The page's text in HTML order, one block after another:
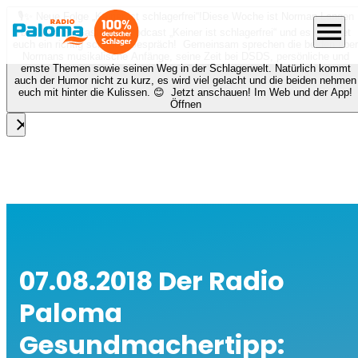
🎙️✨ Neue Folge „Keiner ist schlagerfrei“!
Diese Woche ist Norman Langen
bei Nora zu Gast beim Podcast „Keiner ist schlagerfrei“ und es erwartet
euch ein richtig schönes Gespräch! Gemeinsam sprechen die beiden über
Normans musikalische Anfänge, seine Zeit bei DSDS, persönliche und
ernste Themen sowie seinen Weg in der Schlagerwelt. Natürlich kommt
auch der Humor nicht zu kurz, es wird viel gelacht und die beiden nehmen
euch mit hinter die Kulissen. 😊 Jetzt anschauen! Im Web und der App!
Öffnen
close
menu
07.08.2018 Der Radio
Paloma
Gesundmachertipp: